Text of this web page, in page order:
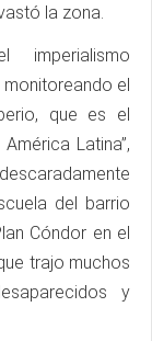
la zona.
imperialismo
el
que es el
Latina”,
del barrio
Cóndor en el
trajo muchos
y